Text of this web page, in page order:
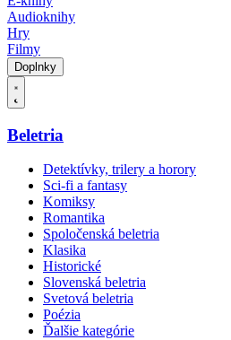
Audioknihy
Hry
Filmy
Doplnky
Beletria
Detektívky, trilery a horory
Sci-fi a fantasy
Komiksy
Romantika
Spoločenská beletria
Klasika
Historické
Slovenská beletria
Svetová beletria
Poézia
Ďalšie kategórie